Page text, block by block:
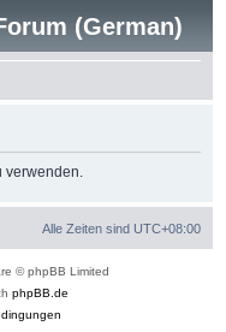
(German)
verwenden.
Alle Zeiten sind UTC+08:00
© phpBB Limited
phpBB.de